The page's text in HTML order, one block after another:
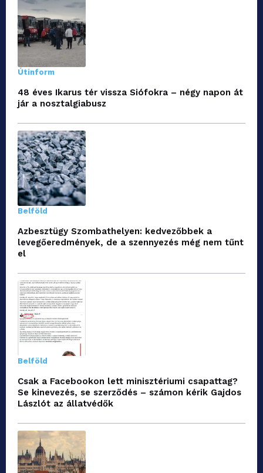
Útinform
48 éves Ikarus tér vissza Siófokra – négy napon át
jár a nosztalgiabusz
Belföld
Azbesztügy Szombathelyen: kedvezőbbek a
levegőeredmények, de a szennyezés még nem tűnt
el
Belföld
Csak a Facebookon lett minisztériumi csapattag?
Se kinevezés, se szerződés – számon kérik Gajdos
Lászlót az állatvédők